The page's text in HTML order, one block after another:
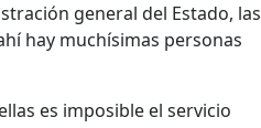
general del Estado, las
hay muchísimas personas
es imposible el servicio